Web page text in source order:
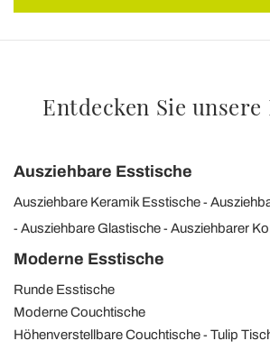
Entdecken Sie
Ausziehbare Esstische
Ausziehbare Keramik Esstische
Ausziehbare Glastische
Ausziehbarer
Moderne Esstische
Runde Esstische
Moderne Couchtische
Höhenverstellbare Couchtische
Tulip